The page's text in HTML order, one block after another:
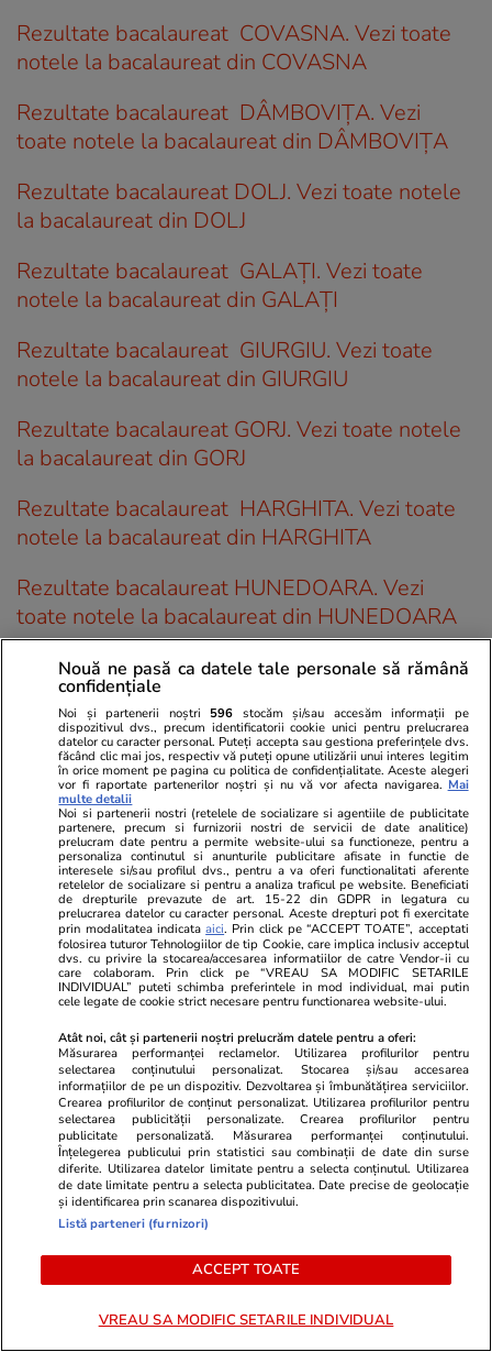
Rezultate bacalaureat COVASNA. Vezi toate
notele la bacalaureat din COVASNA
Rezultate bacalaureat DÂMBOVIȚA. Vezi
toate notele la bacalaureat din DÂMBOVIȚA
Rezultate bacalaureat DOLJ. Vezi toate notele
la bacalaureat din DOLJ
Rezultate bacalaureat GALAȚI. Vezi toate
notele la bacalaureat din GALAȚI
Rezultate bacalaureat GIURGIU. Vezi toate
notele la bacalaureat din GIURGIU
Rezultate bacalaureat GORJ. Vezi toate notele
la bacalaureat din GORJ
Rezultate bacalaureat HARGHITA. Vezi toate
notele la bacalaureat din HARGHITA
Rezultate bacalaureat HUNEDOARA. Vezi
toate notele la bacalaureat din HUNEDOARA
Rezultate bacalaureat IALOMIȚA. Vezi toate
notele la bacalaureat din IALOMIȚA
Rezultate bacalaureat IAȘI. Vezi toate notele la
bacalaureat din IAȘI
Rezultate bacalaureat ILFOV. Vezi toate notele
la bacalaureat din ILFOV
Rezultate bacalaureat MARAMUREȘ. Vezi
toate notele la bacalaureat din MARAMUREȘ
Rezultate bacalaureat MEHEDINȚI. Vezi toate
notele la bacalaureat din MEHEDINȚI
Rezultate bacalaureat MUREȘ. Vezi toate
notele la bacalaureat din MUREȘ
Rezultate bacalaureat NEAMȚ. Vezi toate
notele la bacalaureat din NEAMȚ
Rezultate bacalaureat OLT. Vezi toate notele la
bacalaureat din OLT
notele la bacalaureat din PRAHOVA
Nouă ne pasă ca datele tale personale să rămână
confidențiale
Noi și partenerii noștri 596 stocăm și/sau accesăm informații pe
dispozitivul dvs., precum identificatorii cookie unici pentru prelucrarea
datelor cu caracter personal. Puteți accepta sau gestiona preferințele dvs.
făcând clic mai jos, respectiv vă puteți opune utilizării unui interes legitim
în orice moment pe pagina cu politica de confidențialitate. Aceste alegeri
vor fi raportate partenerilor noștri și nu vă vor afecta navigarea. Mai
multe detalii
Noi si partenerii nostri (retelele de socializare si agentiile de publicitate
partenere, precum si furnizorii nostri de servicii de date analitice)
prelucram date pentru a permite website-ului sa functioneze, pentru a
personaliza continutul si anunturile publicitare afisate in functie de
interesele si/sau profilul dvs., pentru a va oferi functionalitati aferente
retelelor de socializare si pentru a analiza traficul pe website. Beneficiati
de drepturile prevazute de art. 15-22 din GDPR in legatura cu
prelucrarea datelor cu caracter personal. Aceste drepturi pot fi exercitate
prin modalitatea indicataaici. Prin click pe “ACCEPT TOATE”, acceptati
folosirea tuturor Tehnologiilor de tip Cookie, care implica inclusiv acceptul
dvs. cu privire la stocarea/accesarea informatiilor de catre Vendor-ii cu
care colaboram. Prin click pe “VREAU SA MODIFIC SETARILE
INDIVIDUAL” puteti schimba preferintele in mod individual, mai putin
cele legate de cookie strict necesare pentru functionarea website-ului.
Atât noi, cât și partenerii noștri prelucrăm datele pentru a oferi:
Măsurarea performanței reclamelor. Utilizarea profilurilor pentru
selectarea conținutului personalizat. Stocarea și/sau accesarea
informațiilor de pe un dispozitiv. Dezvoltarea și îmbunătățirea serviciilor.
Crearea profilurilor de conținut personalizat. Utilizarea profilurilor pentru
selectarea publicității personalizate. Crearea profilurilor pentru
publicitate personalizată. Măsurarea performanței conținutului.
Înțelegerea publicului prin statistici sau combinații de date din surse
diferite. Utilizarea datelor limitate pentru a selecta conținutul. Utilizarea
de date limitate pentru a selecta publicitatea. Date precise de geolocație
și identificarea prin scanarea dispozitivului.
Listă parteneri (furnizori)
ACCEPT TOATE
VREAU SA MODIFIC SETARILE INDIVIDUAL